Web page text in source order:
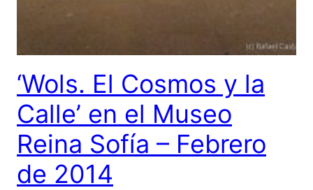
‘Wols. El Cosmos y la
Calle’ en el Museo
Reina Sofía – Febrero
de 2014